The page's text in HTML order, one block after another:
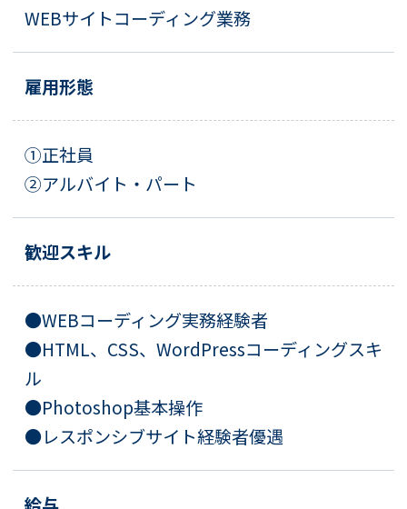
WEBサイトコーディング業務
雇用形態
①正社員
②アルバイト・パート
歓迎スキル
●WEBコーディング実務経験者
●HTML、CSS、WordPressコーディングスキ
ル
●Photoshop基本操作
●レスポンシブサイト経験者優遇